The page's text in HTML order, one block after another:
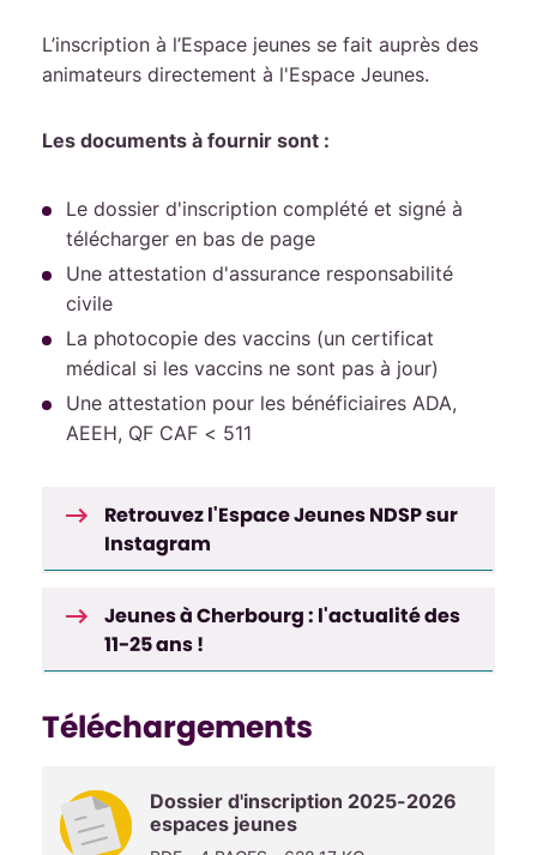
L’inscription à l’Espace jeunes se fait auprès des
animateurs directement à l'Espace Jeunes.
Les documents à fournir sont :
Le dossier d'inscription complété et signé à
télécharger en bas de page
Une attestation d'assurance responsabilité
civile
La photocopie des vaccins (un certificat
médical si les vaccins ne sont pas à jour)
Une attestation pour les bénéficiaires ADA,
AEEH, QF CAF < 511
Retrouvez l'Espace Jeunes NDSP sur
Instagram
Jeunes à Cherbourg : l'actualité des
11-25 ans !
Téléchargements
Dossier d'inscription 2025-2026
espaces jeunes